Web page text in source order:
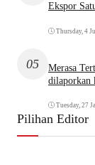
Ekspor
Thursday, 4
05
Merasa
dilaporkan
Tuesday, 27
Pilihan Editor